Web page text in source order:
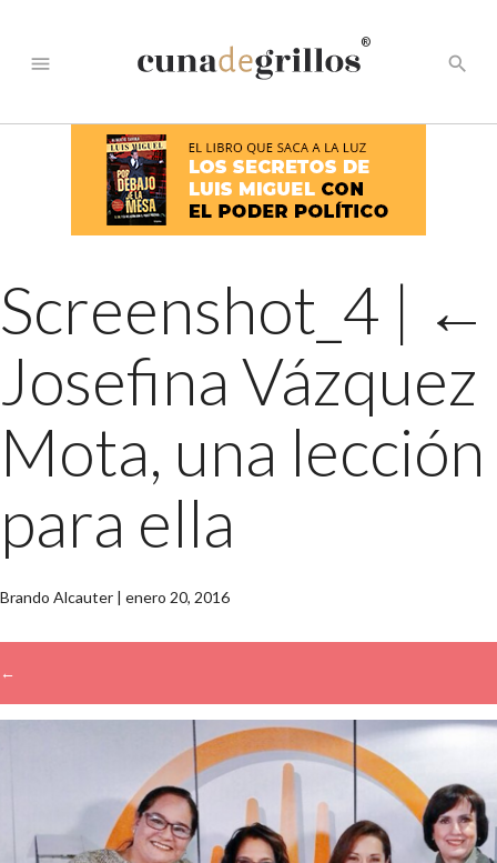
menu
®
search
Screenshot_4 | ←
Josefina Vázquez
Mota, una lección
para ella
Brando Alcauter | enero 20, 2016
←